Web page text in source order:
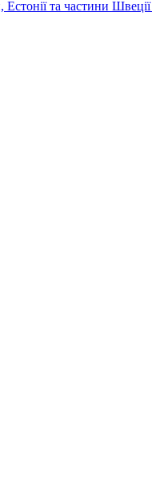
та частини Швеції